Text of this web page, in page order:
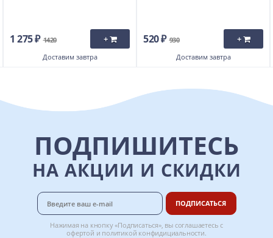
1 275 ₽ 1420 +
Доставим завтра
520 ₽ 930 +
Доставим завтра
ПОДПИШИТЕСЬ
НА АКЦИИ И СКИДКИ
ПОДПИСАТЬСЯ
Нажимая на кнопку «Подписаться», вы соглашаетесь с
офертой и политикой конфидициальности.